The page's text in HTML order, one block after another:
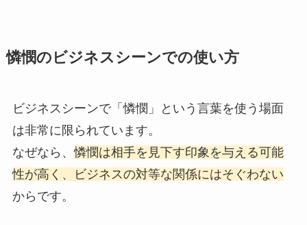
憐憫のビジネスシーンでの使い方
ビジネスシーンで「憐憫」という言葉を使う場面
は非常に限られています。
なぜなら、憐憫は相手を見下す印象を与える可能
性が高く、ビジネスの対等な関係にはそぐわない
からです。